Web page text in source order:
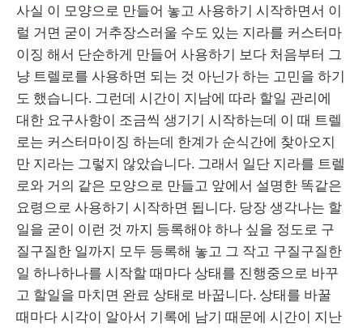
사실 이 모양으로 만들어 놓고 사용하기 시작하면서 이
럴 거면 굳이 거추장스러울 수도 있는 지라를 커스터마
이징 해서 단순하게 만들어 사용하기 보다 처음부터 그
냥 트렐로를 사용하면 되는 것 아닌가 하는 고민을 하기
도 했습니다. 그런데 시간이 지남에 따라 할일 관리에
대한 요구사항이 조금씩 생기기 시작하는데 이 때 트렐
로는 커스터마이징 하는데 한계가 순식간에 찾아오지
만 지라는 그렇지 않았습니다. 그래서 일단 지라를 트렐
로와 거의 같은 모양으로 만들고 앞에서 설명한 똑같은
요령으로 사용하기 시작하면 됩니다. 당장 생각나는 할
일을 굳이 이런 것 까지 등록해야 하나 싶을 정도로 구
질구질한 일까지 모두 등록해 놓고 그 작고 구질구질한
일 하나하나를 시작할 때마다 상태를 진행중으로 바꾸
고 할일을 마치면 완료 상태로 바꿉니다. 상태를 바꿀
때마다 시각이 알아서 기록에 남기 때문에 시간이 지난